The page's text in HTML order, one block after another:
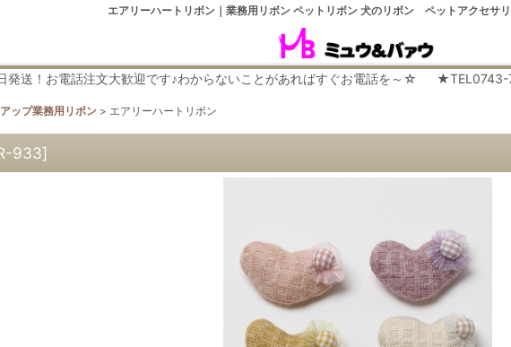
エアリーハートリボン｜業務用リボン ペットリボン 犬のリボン ペットアクセサ
発送！お電話注文大歓迎です♪わからないことがあればすぐお電話を～☆
ップ業務用リボン > エアリーハートリボン
933]